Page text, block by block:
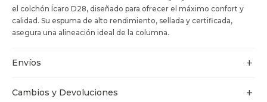
el colchón Ícaro D28, diseñado para ofrecer el máximo confort y
calidad. Su espuma de alto rendimiento, sellada y certificada,
asegura una alineación ideal de la columna.
Envíos
Cambios y Devoluciones